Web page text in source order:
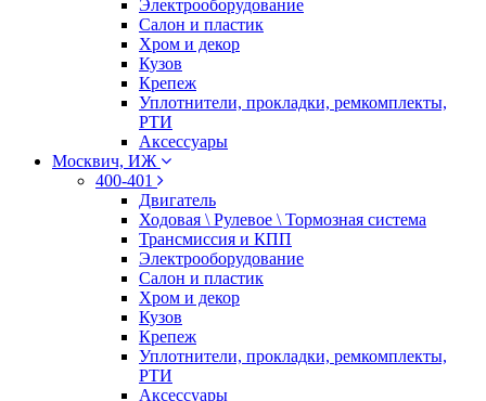
Электрооборудование
Салон и пластик
Хром и декор
Кузов
Крепеж
Уплотнители, прокладки, ремкомплекты,
РТИ
Аксессуары
Москвич, ИЖ
400-401
Двигатель
Ходовая \ Рулевое \ Тормозная система
Трансмиссия и КПП
Электрооборудование
Салон и пластик
Хром и декор
Кузов
Крепеж
Уплотнители, прокладки, ремкомплекты,
РТИ
Аксессуары